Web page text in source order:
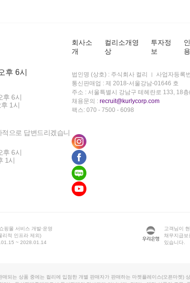
후 6시
후 6시
1시
으로 답변드리겠습니
후 6시
1시
회사소
개
컬리소개영
상
투자정
보
용
법인명 (상호) : 주식회사 컬리 사업자등록
통신판매업 : 제 2018-서울강남-01646 호
주소 : 서울특별시 강남구 테헤란로 133, 18
채용문의 : recruit@kurlycorp.com
팩스: 070 - 7500 - 6098
핑몰 서비스 개발·운영
리적 인프라 제외)
~ 2028.01.14
고객님이
채무지급
있습니다.
매되는 상품 중에는 컬리에 입점한 개별 판매자가 판매하는 마켓플레이스(오픈마켓)